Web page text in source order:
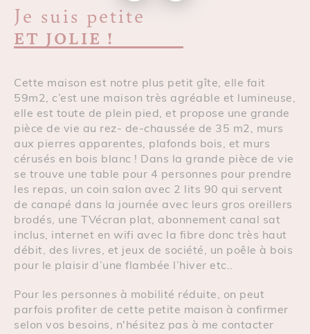
Je suis petite
ET JOLIE !
Cette maison est notre plus petit gîte, elle fait
59m2, c’est une maison très agréable et lumineuse,
elle est toute de plein pied, et propose une grande
pièce de vie au rez- de-chaussée de 35 m2, murs
aux pierres apparentes, plafonds bois, et murs
cérusés en bois blanc ! Dans la grande pièce de vie
se trouve une table pour 4 personnes pour prendre
les repas, un coin salon avec 2 lits 90 qui servent
de canapé dans la journée avec leurs gros oreillers
brodés, une TVécran plat, abonnement canal sat
inclus, internet en wifi avec la fibre donc très haut
débit, des livres, et jeux de société, un poêle à bois
pour le plaisir d’une flambée l’hiver etc..
Pour les personnes à mobilité réduite, on peut
parfois profiter de cette petite maison à confirmer
selon vos besoins, n'hésitez pas à me contacter